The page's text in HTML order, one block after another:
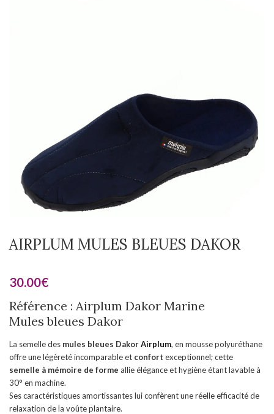
AIRPLUM MULES BLEUES DAKOR
30.00€
Référence : Airplum Dakor Marine
Mules bleues Dakor
La semelle des mules bleues DakorAirplum, en mousse polyuréthane
offre une légèreté incomparable et confort exceptionnel; cette
semelle à mémoire de forme allie élégance et hygiène étant lavable à
30° en machine.
Ses caractéristiques amortissantes lui confèrent une réelle efficacité de
relaxation de la voûte plantaire.